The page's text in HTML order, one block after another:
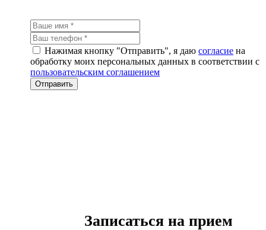
Нажимая кнопку "Отправить", я даюсогласие на
обработку моих персональных данных в соответствии с
пользовательским соглашением
Записаться на прием